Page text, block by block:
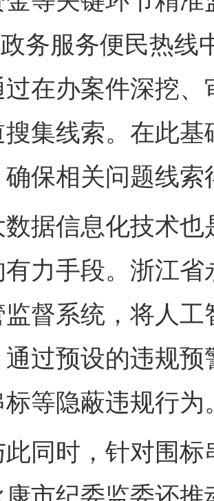
务服务便民热线
在办案件深挖
集线索。在此
保相关问题线索
信息化技术也
力手段。浙江
督系统，将人
过预设的违规预
标等隐蔽违规行为
时，针对围标